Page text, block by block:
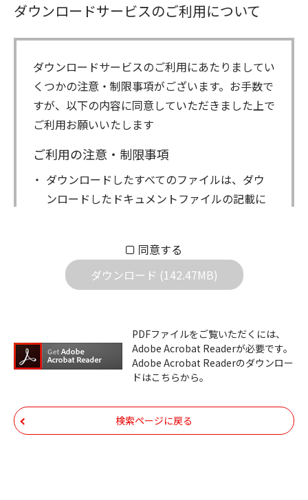
ダウンロードサービスのご利用について
ダウンロードサービスのご利用にあたりましてい
くつかの注意・制限事項がございます。お手数で
すが、以下の内容に同意していただきました上で
ご利用お願いいたします
ご利用の注意・制限事項
ダウンロードしたすべてのファイルは、ダウ
ンロードしたドキュメントファイルの記載に
社は一切の責任を負いません。また、ファイ
ルの内容などの変更は一切行わないでくださ
機器のコントロールコマンドの仕様書、およ
びその他すべてのダウンロードファイルにつ
いての著作権を含むすべての権利は、アイコ
帰属します。ダウンロードしたファイルは、
個人で使用される以外にはご使用できませ
同意する
ダウンロード (142.47MB)
PDFファイルをご覧いただくには、
Adobe Acrobat Readerが必要です。
Adobe Acrobat Readerのダウンロー
ドはこちらから。
検索ページに戻る